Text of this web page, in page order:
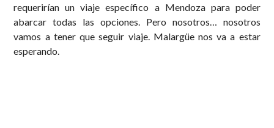
requerirían un viaje específico a Mendoza para poder
abarcar todas las opciones. Pero nosotros… nosotros
vamos a tener que seguir viaje. Malargüe nos va a estar
esperando.